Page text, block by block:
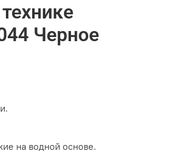
Черное
на водной основе.